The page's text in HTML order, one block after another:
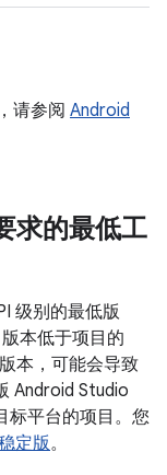
请参阅 Android
求的最低工
级别的最低版
本低于项目的
本，可能会导致
Android Studio
标平台的项目。您
定版。